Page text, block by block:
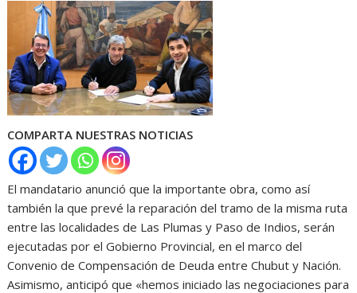
COMPARTA NUESTRAS NOTICIAS
El mandatario anunció que la importante obra, como así
también la que prevé la reparación del tramo de la misma ruta
entre las localidades de Las Plumas y Paso de Indios, serán
ejecutadas por el Gobierno Provincial, en el marco del
Convenio de Compensación de Deuda entre Chubut y Nación.
Asimismo, anticipó que «hemos iniciado las negociaciones para